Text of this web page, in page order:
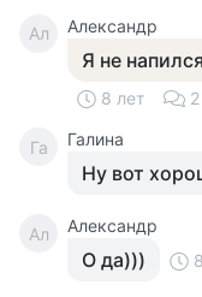
Ал Александр
Я не
8 лет 2
Га Галина
Ну вот
Ал Александр
О да)))